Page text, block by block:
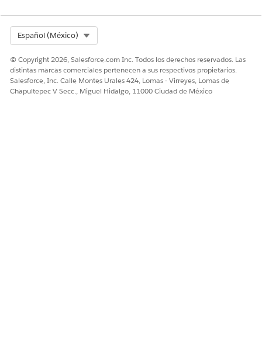
Español (México)
© Copyright 2026, Salesforce.com Inc. Todos los derechos reservados. Las
distintas marcas comerciales pertenecen a sus respectivos propietarios.
Salesforce, Inc. Calle Montes Urales 424, Lomas - Virreyes, Lomas de
Chapultepec V Secc., Miguel Hidalgo, 11000 Ciudad de México